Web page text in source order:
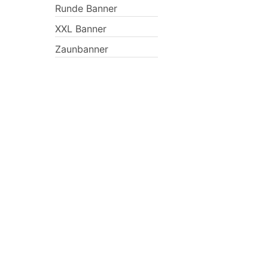
Runde Banner
XXL Banner
Zaunbanner